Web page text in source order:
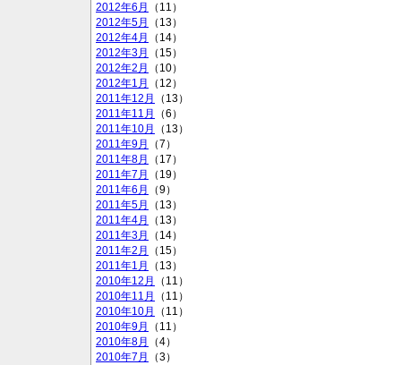
2012年6月
（11）
2012年5月
（13）
2012年4月
（14）
2012年3月
（15）
2012年2月
（10）
2012年1月
（12）
2011年12月
（13）
2011年11月
（6）
2011年10月
（13）
2011年9月
（7）
2011年8月
（17）
2011年7月
（19）
2011年6月
（9）
2011年5月
（13）
2011年4月
（13）
2011年3月
（14）
2011年2月
（15）
2011年1月
（13）
2010年12月
（11）
2010年11月
（11）
2010年10月
（11）
2010年9月
（11）
2010年8月
（4）
2010年7月
（3）